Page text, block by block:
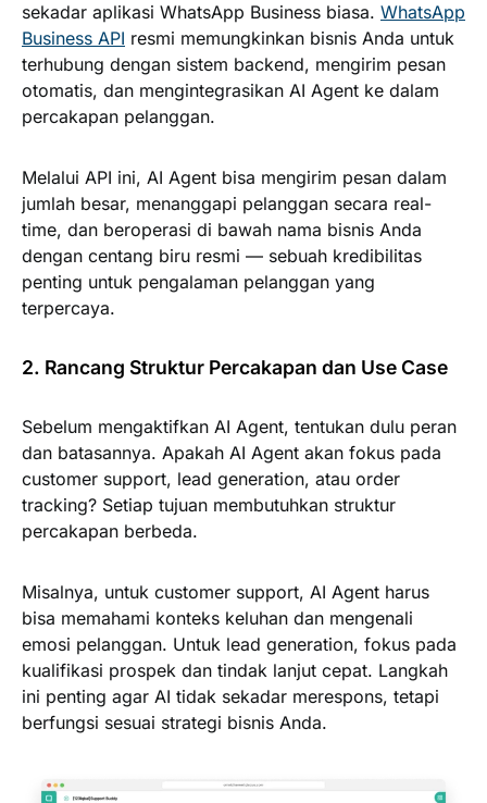
sekadar aplikasi WhatsApp Business biasa. WhatsApp
Business API resmi memungkinkan bisnis Anda untuk
terhubung dengan sistem backend, mengirim pesan
otomatis, dan mengintegrasikan AI Agent ke dalam
percakapan pelanggan.
Melalui API ini, AI Agent bisa mengirim pesan dalam
jumlah besar, menanggapi pelanggan secara real-
time, dan beroperasi di bawah nama bisnis Anda
dengan centang biru resmi — sebuah kredibilitas
penting untuk pengalaman pelanggan yang
terpercaya.
2. Rancang Struktur Percakapan dan Use Case
Sebelum mengaktifkan AI Agent, tentukan dulu peran
dan batasannya. Apakah AI Agent akan fokus pada
customer support, lead generation, atau order
tracking? Setiap tujuan membutuhkan struktur
percakapan berbeda.
Misalnya, untuk customer support, AI Agent harus
bisa memahami konteks keluhan dan mengenali
emosi pelanggan. Untuk lead generation, fokus pada
kualifikasi prospek dan tindak lanjut cepat. Langkah
ini penting agar AI tidak sekadar merespons, tetapi
berfungsi sesuai strategi bisnis Anda.